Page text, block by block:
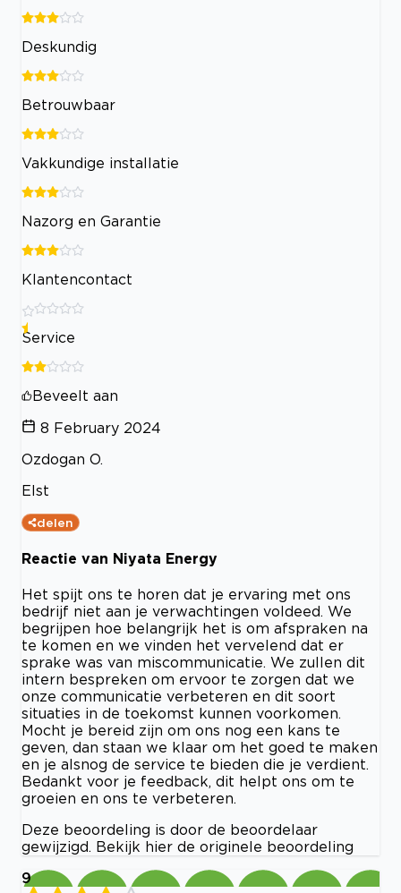
Deskundig
Betrouwbaar
Vakkundige installatie
Nazorg en Garantie
Klantencontact
Service
Beveelt aan
8 February 2024
Ozdogan O.
Elst
delen
Reactie van Niyata Energy
Het spijt ons te horen dat je ervaring met ons
bedrijf niet aan je verwachtingen voldeed. We
begrijpen hoe belangrijk het is om afspraken na
te komen en we vinden het vervelend dat er
sprake was van miscommunicatie. We zullen dit
intern bespreken om ervoor te zorgen dat we
onze communicatie verbeteren en dit soort
situaties in de toekomst kunnen voorkomen.
Mocht je bereid zijn om ons nog een kans te
geven, dan staan we klaar om het goed te maken
en je alsnog de service te bieden die je verdient.
Bedankt voor je feedback, dit helpt ons om te
groeien en ons te verbeteren.
Deze beoordeling is door de beoordelaar
gewijzigd. Bekijk hier de originele beoordeling
9